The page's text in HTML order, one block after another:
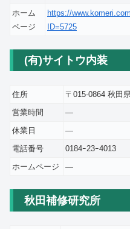
ホーム
ページ
https://
ID=5725
(有)サイトウ内装
住所 〒015-0864 秋田
営業時間
―
休業日
―
電話番号
0184ｰ23ｰ4013
ホームページ
―
秋田補修研究所